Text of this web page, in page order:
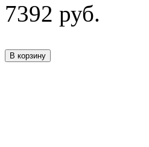
7392 руб.